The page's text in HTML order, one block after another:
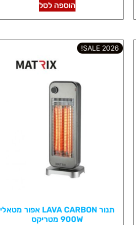
הוספה לסל
2026 SALE!
תנור LAVA CARBON אפור מטאלי
900W מטריקס